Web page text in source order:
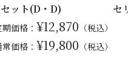
ット(D・D)
価格： ¥12,870 （税込）
常価格： ¥19,800 （税込）
セ